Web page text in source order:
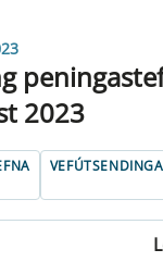
2023